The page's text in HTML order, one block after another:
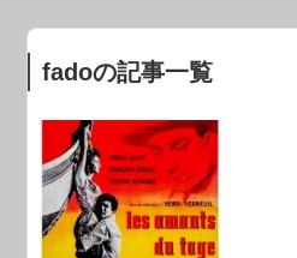
fadoの記事一覧